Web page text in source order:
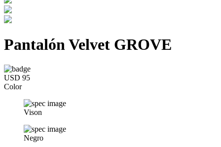
Pantalón Velvet GROVE
USD 95
Color
Vison
Negro